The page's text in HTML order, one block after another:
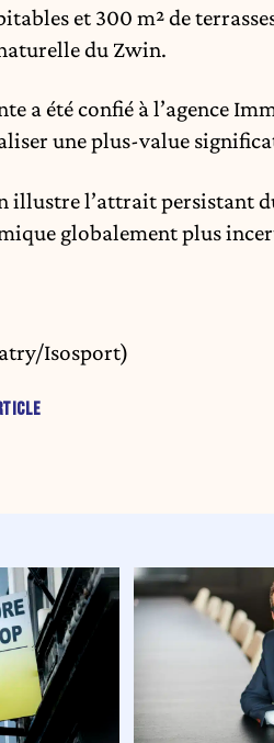
et 300 m² de
du Zwin.
a été confié à l’agence
une plus-value
illustre l’attrait persistant
globalement plus
Isosport)